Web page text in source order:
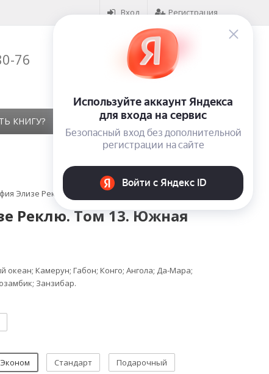
Вход Регистрация
76 Корзина ( 0)
на сумму0₽
КНИГУ? КОНТАКТЫ ОТЗЫВЫ
Элизе Реклю. Том 13. Южная Африка
Реклю. Том 13. Южная
океан; Камерун; Габон; Конго; Ангола; Да-Мара;
Занзибар.
Эконом Стандарт Подарочный